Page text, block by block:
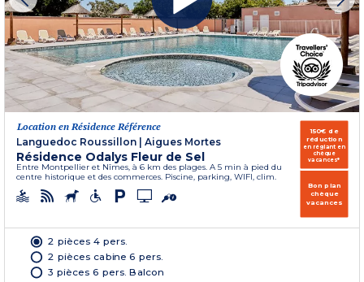
Location en Résidence Référence
Languedoc Roussillon | Aigues Mortes
Résidence Odalys Fleur de Sel
Entre Montpellier et Nîmes, à 6 km des plages. A 5 min à pied du
centre historique et des commerces. Piscine, parking, WIFI, clim.
150€ de
réduction
en réglant en
chèque
vacances*
Bon plan
chèque
vacances
2 pièces 4 pers.
2 pièces cabine 6 pers.
3 pièces 6 pers. Balcon